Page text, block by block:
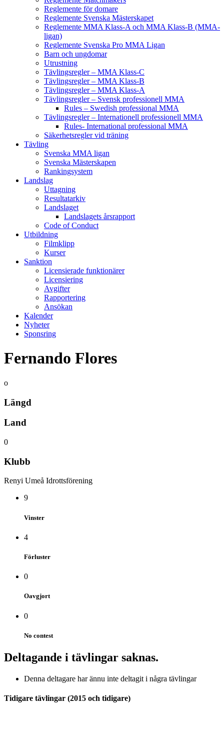
Reglemente för domare
Reglemente Svenska Mästerskapet
Reglemente MMA Klass-A och MMA Klass-B (MMA-
ligan)
Reglemente Svenska Pro MMA Ligan
Barn och ungdomar
Utrustning
Tävlingsregler – MMA Klass-C
Tävlingsregler – MMA Klass-B
Tävlingsregler – MMA Klass-A
Tävlingsregler – Svensk professionell MMA
Rules – Swedish professional MMA
Tävlingsregler – Internationell professionell MMA
Rules- International professional MMA
Säkerhetsregler vid träning
Tävling
Svenska MMA ligan
Svenska Mästerskapen
Rankingsystem
Landslag
Uttagning
Resultatarkiv
Landslaget
Landslagets årsrapport
Code of Conduct
Utbildning
Filmklipp
Kurser
Sanktion
Licensierade funktionärer
Licensiering
Avgifter
Rapportering
Ansökan
Kalender
Nyheter
Sponsring
Fernando Flores
o
Längd
Land
0
Klubb
Renyi Umeå Idrottsförening
9
Vinster
4
Förluster
0
Oavgjort
0
No contest
Deltagande i tävlingar saknas.
Denna deltagare har ännu inte deltagit i några tävlingar
Tidigare tävlingar (2015 och tidigare)